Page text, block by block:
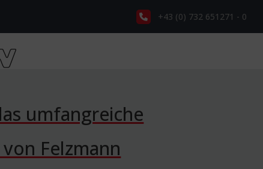
+43 (0) 732 651271 - 0
umfangreiche
Felzmann